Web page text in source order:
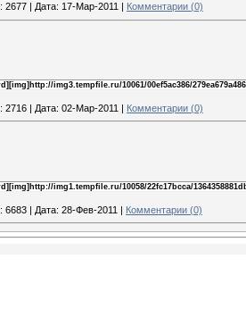
2677 | Дата: 17-Мар-2011 | Комментарии (0)
img3.tempfile.ru/10061/00ef5ac386/
2716 | Дата: 02-Мар-2011 | Комментарии (0)
img1.tempfile.ru/10058/22fc17bcca/
6683 | Дата: 28-Фев-2011 | Комментарии (0)